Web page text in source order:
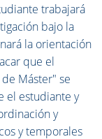
trabajará
bajo la
la orientación
que el
Máster" se
el estudiante y
y
y temporales